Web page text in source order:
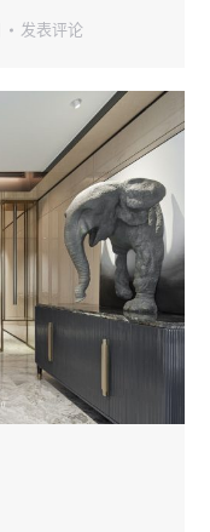
发表评论